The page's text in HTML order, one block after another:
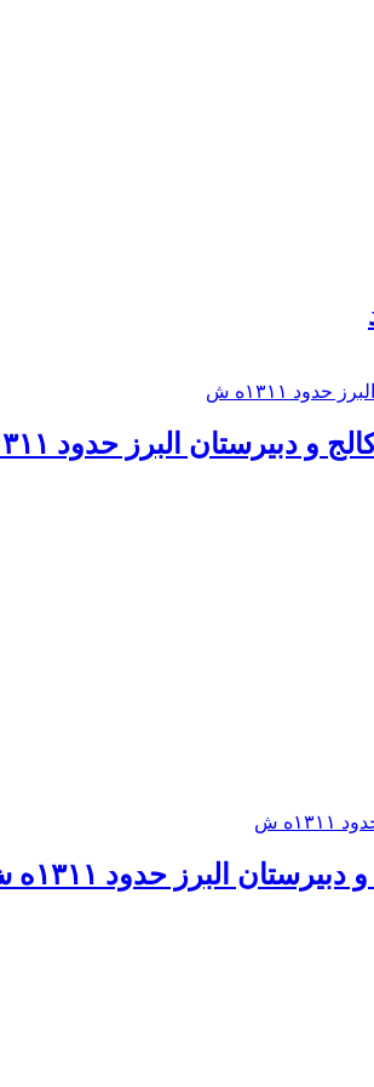
البرز حدود ۱۳۱۱ه ش
البرز حدود ۱۳۱۱ه ش